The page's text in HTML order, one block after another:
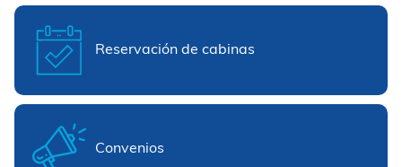
Reservación de cabinas
Convenios